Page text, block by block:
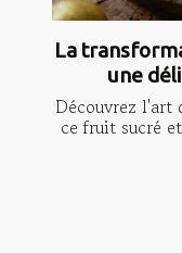
La
une
Découvrez
ce fruit sucré